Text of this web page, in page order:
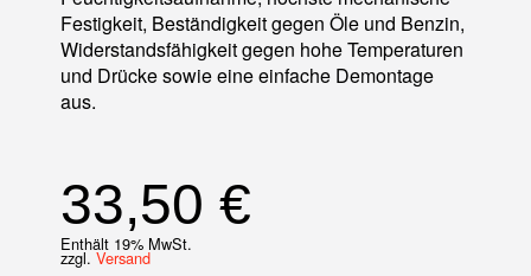
Festigkeit, Beständigkeit gegen Öle und Benzin,
Widerstandsfähigkeit gegen hohe Temperaturen
und Drücke sowie eine einfache Demontage
aus.
33,50 €
Enthält 19% MwSt.
zzgl. Versand